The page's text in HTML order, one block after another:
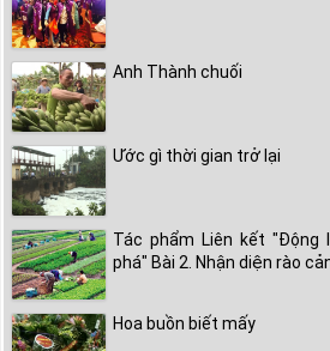
Anh Thành chuối
Ước gì thời gian trở lại
Tác phẩm Liên kết "Động
phá" Bài 2. Nhận diện rào
Hoa buồn biết mấy